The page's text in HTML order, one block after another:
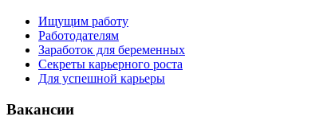
Ищущим работу
Работодателям
Заработок для беременных
Секреты карьерного роста
Для успешной карьеры
Вакансии